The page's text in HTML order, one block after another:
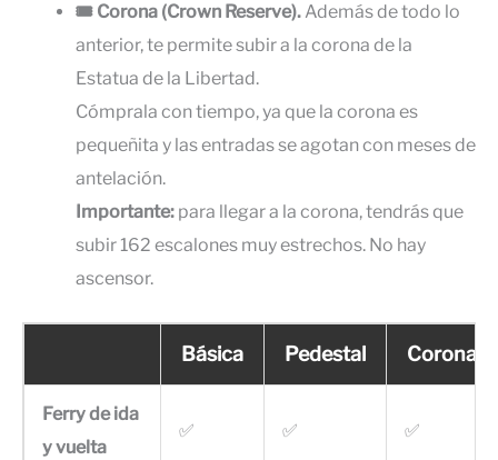
🎟 Corona (Crown Reserve). Además de todo lo
anterior, te permite subir a la corona de la
Estatua de la Libertad.
Cómprala con tiempo, ya que la corona es
pequeñita y las entradas se agotan con meses de
antelación.
Importante: para llegar a la corona, tendrás que
subir 162 escalones muy estrechos. No hay
ascensor.
Básica Pedestal Corona
Ferry de ida
y vuelta
✅ ✅ ✅